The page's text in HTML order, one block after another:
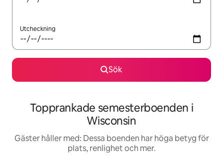
Utcheckning
Sök
Topprankade semesterboenden i
Wisconsin
Gäster håller med: Dessa boenden har höga betyg för
plats, renlighet och mer.